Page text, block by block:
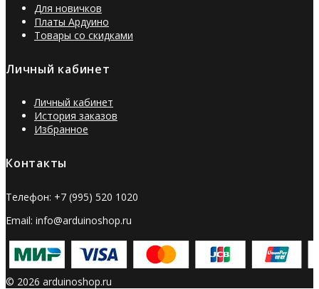
Для новичков
Платы Ардуино
Товары со скидками
Личный кабинет
Личный кабинет
История заказов
Избранное
Контакты
Телефон: +7 (995) 520 1020
Email: info@arduinoshop.ru
© 2026 arduinoshop.ru